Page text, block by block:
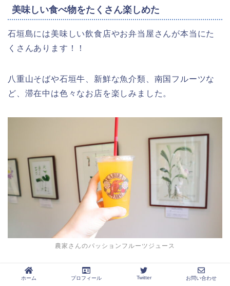
美味しい食べ物をたくさん楽しめた
石垣島には美味しい飲食店やお弁当屋さんが本当にた
くさんあります！！
八重山そばや石垣牛、新鮮な魚介類、南国フルーツな
ど、滞在中は色々なお店を楽しみました。
農家さんのパッションフルーツジュース
ホーム プロフィール Twitter お問い合わせ